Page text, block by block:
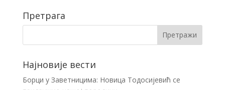
Претрага
Најновије вести
Борци у Заветницима: Новица Тодосијевић се